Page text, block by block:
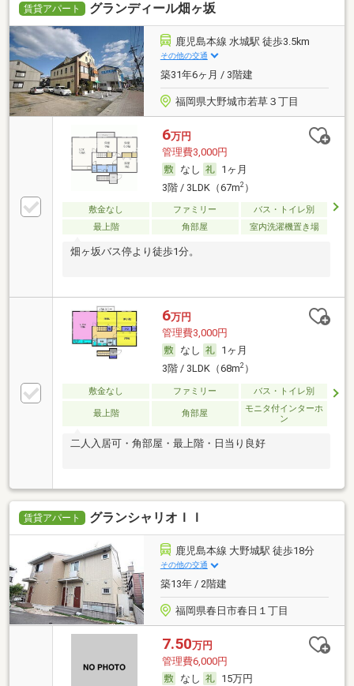
賃貸アパート グランディール畑ヶ坂
鹿児島本線 水城駅 徒歩3.5km
その他の交通
築31年6ヶ月 / 3階建
福岡県大野城市若草３丁目
6万円
管理費3,000円
なし
1ヶ月
3階 / 3LDK（67m2）
敷金なし ファミリー
バス・トイレ別
最上階
角部屋 室内洗濯機置き場
畑ヶ坂バス停より徒歩1分。
6万円
管理費3,000円
なし
1ヶ月
3階 / 3LDK（68m2）
敷金なし ファミリー バス・トイレ別
最上階 角部屋
モニタ付インターホ
ン
二人入居可・角部屋・最上階・日当り良好
賃貸アパート グランシャリオＩＩ
鹿児島本線 大野城駅 徒歩18分
その他の交通
築13年 / 2階建
福岡県春日市春日１丁目
7.50万円
管理費6,000円
なし
15万円